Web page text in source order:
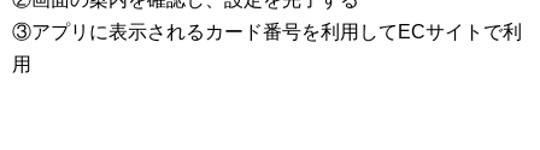
③アプリに表示されるカード番号を利用してECサイトで利
用